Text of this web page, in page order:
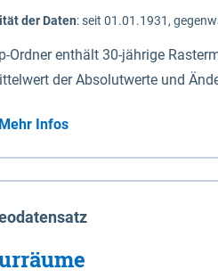
der Daten:seit 01.01.1931,
Ordner enthält 30-jährige
der Absolutwerte und
(Jun. - Aug.) - au: Herbst (Sep. - Nov.) - wi: Winter (Dez. - Feb.) - hyr:
Jahr (Nov. - Okt.) - hsu:
- vd: Vegetationsruhe (Okt. - Mär.) Neben den Rasterdaten ist eine
zu den Dateinamen und für
code gegeben.
Mehr Infos